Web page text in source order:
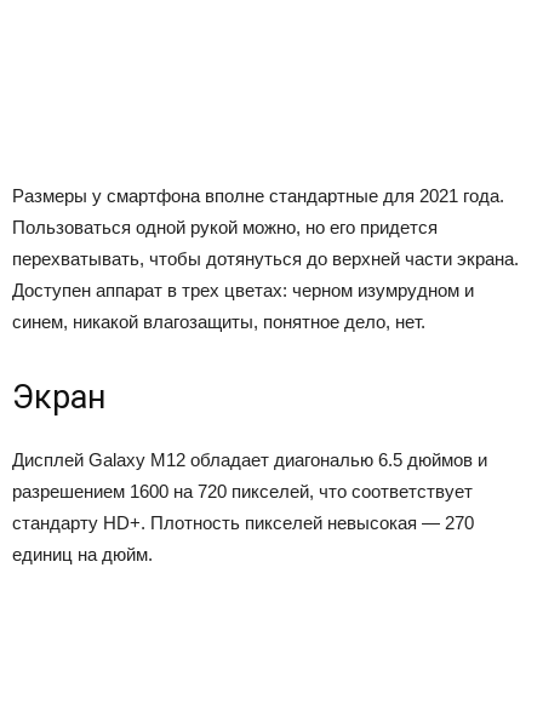
Размеры у смартфона вполне стандартные для 2021 года.
Пользоваться одной рукой можно, но его придется
перехватывать, чтобы дотянуться до верхней части экрана.
Доступен аппарат в трех цветах: черном изумрудном и
синем, никакой влагозащиты, понятное дело, нет.
Экран
Дисплей Galaxy M12 обладает диагональю 6.5 дюймов и
разрешением 1600 на 720 пикселей, что соответствует
стандарту HD+. Плотность пикселей невысокая — 270
единиц на дюйм.